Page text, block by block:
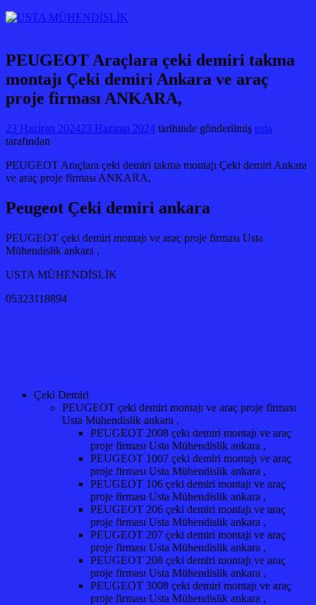
PEUGEOT Araçlara çeki demiri takma
montajı Çeki demiri Ankara ve araç
proje firması ANKARA,
23 Haziran 202423 Haziran 2024 tarihinde gönderilmiş usta
tarafından
PEUGEOT Araçlara çeki demiri takma montajı Çeki demiri Ankara
ve araç proje firması ANKARA,
Peugeot Çeki demiri ankara
PEUGEOT çeki demiri montajı ve araç proje firması Usta
Mühendislik ankara ,
USTA MÜHENDİSLİK
05323118894
Çeki Demiri
PEUGEOT çeki demiri montajı ve araç proje firması
Usta Mühendislik ankara ,
PEUGEOT 2008 çeki demiri montajı ve araç
proje firması Usta Mühendislik ankara ,
PEUGEOT 1007 çeki demiri montajı ve araç
proje firması Usta Mühendislik ankara ,
PEUGEOT 106 çeki demiri montajı ve araç
proje firması Usta Mühendislik ankara ,
PEUGEOT 206 çeki demiri montajı ve araç
proje firması Usta Mühendislik ankara ,
PEUGEOT 207 çeki demiri montajı ve araç
proje firması Usta Mühendislik ankara ,
PEUGEOT 208 çeki demiri montajı ve araç
proje firması Usta Mühendislik ankara ,
PEUGEOT 3008 çeki demiri montajı ve araç
proje firması Usta Mühendislik ankara ,